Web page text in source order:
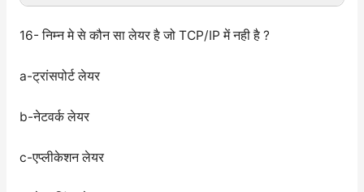
16- निम्न मे से कौन सा लेयर है जो TCP/IP में नही है ?
a-ट्रांसपोर्ट लेयर
b-नेटवर्क लेयर
c-एप्लीकेशन लेयर